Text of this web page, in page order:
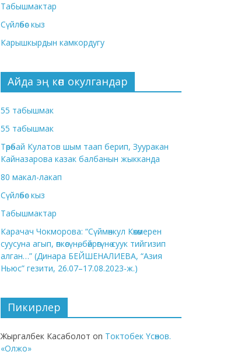
Табышмактар
Сүйлөбөс кыз
Карышкырдын камкордугу
Айда эң көп окулгандар
55 табышмак
55 табышмак
Төрөбай Кулатов шым таап берип, Зууракан
Кайназарова казак балбанын жыкканда
80 макал-лакап
Сүйлөбөс кыз
Табышмактар
Карачач Чокморова: “Сүймөнкул Көкөмерен
суусуна агып, өпкөсүнө, бөйрөгүнө суук тийгизип
алган…” (Динара БЕЙШЕНАЛИЕВА, “Азия
Ньюс” гезити, 26.07–17.08.2023-ж.)
Пикирлер
Жыргалбек Касаболот on Токтобек Үсөнов.
«Олжо»